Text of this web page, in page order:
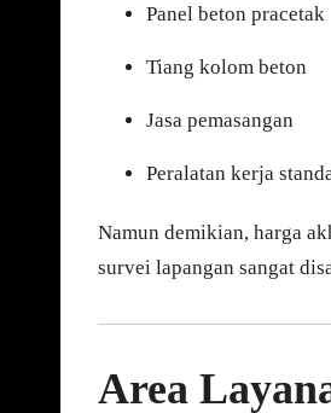
Panel beton pracetak
Tiang kolom beton
Jasa pemasangan
Peralatan kerja
Namun demikian, harga
survei lapangan sangat
Area